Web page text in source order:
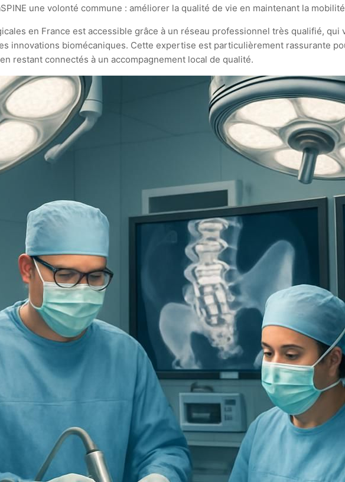
une volonté commune : améliorer la qualité de vie en maintenant la
en France est accessible grâce à un réseau professionnel très qualifié,
innovations biomécaniques. Cette expertise est particulièrement rassurante
restant connectés à un accompagnement local de qualité.